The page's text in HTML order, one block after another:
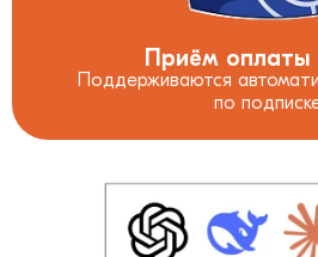
Приём оплаты
Поддерживаются
по